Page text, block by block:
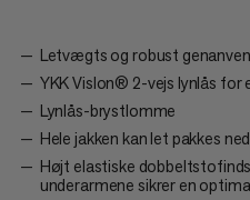
Letvægts og robust
YKK Vislon® 2-vejs lynlås for
Lynlås-brystlomme
Hele jakken kan let pakkes
Højt elastiske
underarmene sikrer en